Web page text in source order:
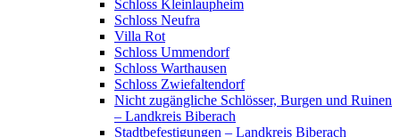
Schloss Kleinlaupheim
Schloss Neufra
Villa Rot
Schloss Ummendorf
Schloss Warthausen
Schloss Zwiefaltendorf
Nicht zugängliche Schlösser, Burgen und Ruinen
– Landkreis Biberach
Stadtbefestigungen – Landkreis Biberach